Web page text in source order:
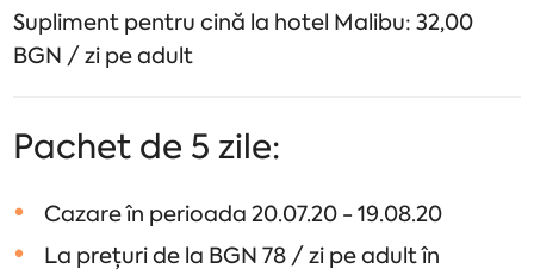
Supliment pentru cină la hotel Malibu: 32,00
BGN / zi pe adult
Pachet de 5 zile:
Cazare în perioada 20.07.20 - 19.08.20
La prețuri de la BGN 78 / zi pe adult în